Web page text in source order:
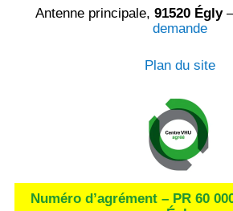
Antenne principale, 91520 Égly
demande
Plan du site
Numéro d’agrément – PR 60